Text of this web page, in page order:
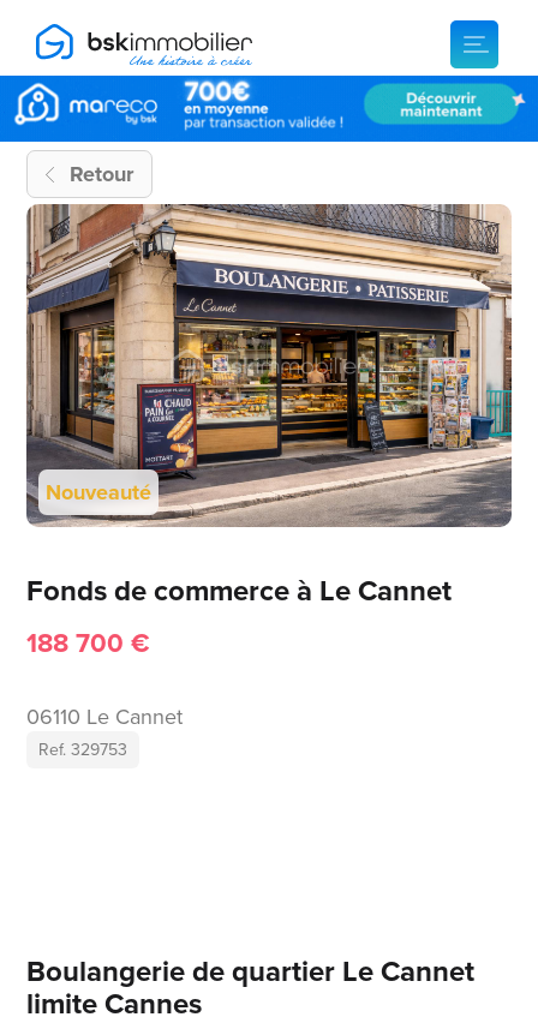
Retour
Nouveauté
Fonds de commerce à Le Cannet
188 700 €
06110 Le Cannet
Ref. 329753
Boulangerie de quartier Le Cannet
limite Cannes